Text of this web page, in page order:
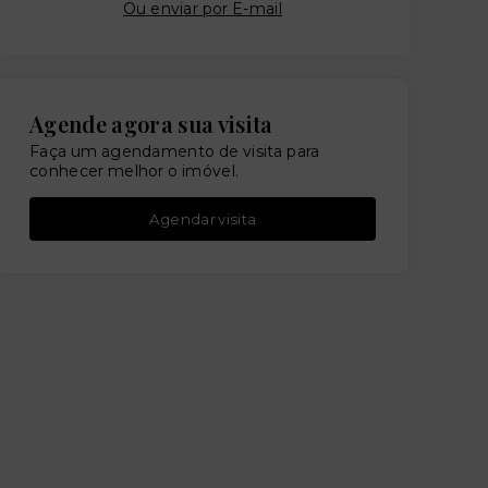
Ou enviar por E-mail
Agende agora sua visita
Faça um agendamento de visita para
conhecer melhor o imóvel.
Agendar visita